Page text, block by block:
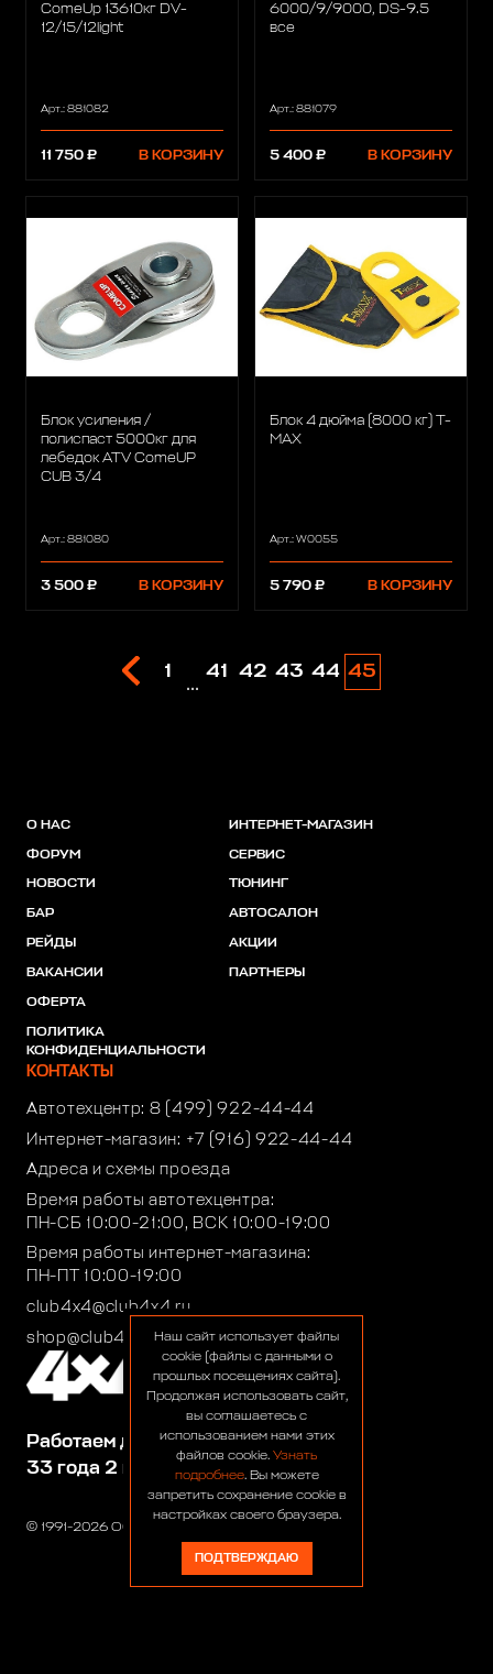
ComeUp 13610кг DV-
12/15/12light
Арт.: 881082
11 750 ₽ В КОРЗИНУ
6000/9/9000, DS-9.5
все
Арт.: 881079
5 400 ₽ В КОРЗИНУ
Блок усиления /
полиспаст 5000кг для
лебедок ATV ComeUP
CUB 3/4
Арт.: 881080
3 500 ₽ В КОРЗИНУ
Блок 4 дюйма (8000 кг) T-
MAX
Арт.: W0055
5 790 ₽ В КОРЗИНУ
1
...
41 42 43 44 45
© 1991-2026 ООО «Сервис 4х4»
Работаем для вас:
33 года 2 месяца 24 дня
О НАС
ФОРУМ
НОВОСТИ
БАР
РЕЙДЫ
ВАКАНСИИ
ОФЕРТА
ПОЛИТИКА
КОНФИДЕНЦИАЛЬНОСТИ
ИНТЕРНЕТ-МАГАЗИН
СЕРВИС
ТЮНИНГ
АВТОСАЛОН
АКЦИИ
ПАРТНЕРЫ
КОНТАКТЫ
Автотехцентр: 8 (499) 922-44-44
Интернет-магазин: +7 (916) 922-44-44
Адреса и схемы проезда
Время работы автотехцентра:
ПН-СБ 10:00-21:00, ВСК 10:00-19:00
Время работы интернет-магазина:
ПН-ПТ 10:00-19:00
club4x4@club4x4.ru
shop@club4x4.ruНаш сайт использует файлы
cookie (файлы с данными о
прошлых посещениях сайта).
Продолжая использовать сайт,
вы соглашаетесь с
использованием нами этих
файлов cookie. Узнать
подробнее. Вы можете
запретить сохранение cookie в
настройках своего браузера.
ПОДТВЕРЖДАЮ